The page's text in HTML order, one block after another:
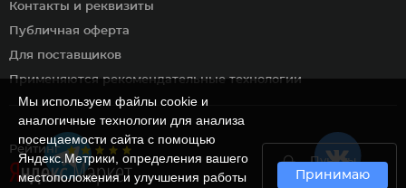
Рейтинг
Пункты
самовывоза
Контакты и реквизиты
Публичная оферта
Для поставщиков
Применяются рекомендательные технологии
Мы используем файлы cookie и
аналогичные технологии для анализа
посещаемости сайта с помощью
Яндекс.Метрики, определения вашего
местоположения и улучшения работы
Принимаю